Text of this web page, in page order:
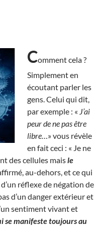
Comment cela ?
Simplement en
écoutant parler les
gens. Celui qui dit,
par exemple : « J’ai
peur de ne pas être
libre …» vous révèle
en fait ceci : « Je ne
des cellules maisle
au-dehors, et ce qui
réflexe de négation de
d’un danger extérieur et
sentiment vivant et
se manifeste toujours au